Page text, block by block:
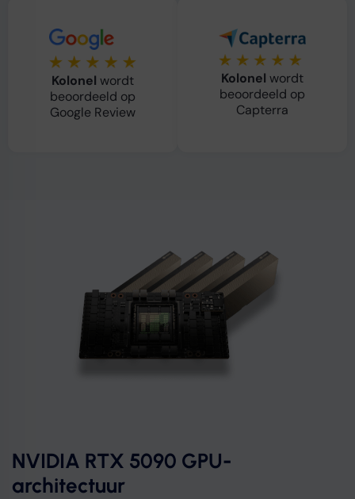
Kolonel wordt
beoordeeld op
Google Review
Kolonel wordt
beoordeeld op
Capterra
NVIDIA RTX 5090 GPU-
architectuur